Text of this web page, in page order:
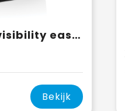
PU high visibility easy access 15.6" laptoprugzak
Bekijk